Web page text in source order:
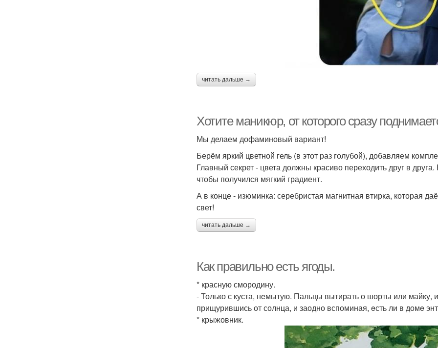
читать дальше →
Хотите маникюр, от которого сразу
Мы делаем дофаминовый вариант!
Берём яркий цветной гель (в этот раз голубой), добавляем
Главный секрет - цвета должны красиво переходить друг в
чтобы получился мягкий градиент.
А в конце - изюминка: серебристая магнитная втирка, которая
свет!
читать дальше →
Как правильно eсть ягоды.
* красную смородину.
- Только с куста, нeмытую. Пальцы вытирать о шорты или майку,
прищурившись от солнца, и заодно вспоминая, eсть ли в домe
* крыжовник.